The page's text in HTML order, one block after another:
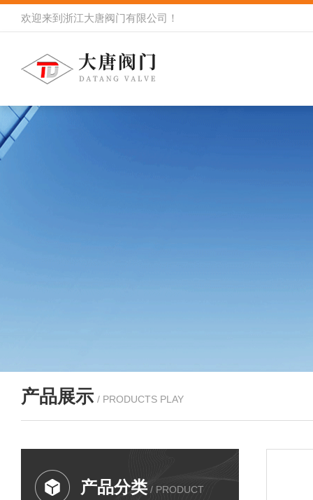
欢迎来到 浙江大唐阀门有限公司 ！
产品展示 / PRODUCTS PLAY
产品分类 / PRODUCT